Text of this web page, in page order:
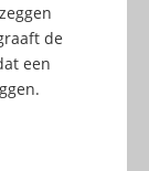
de
een